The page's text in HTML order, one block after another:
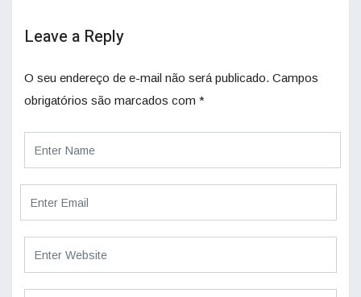
Leave a Reply
O seu endereço de e-mail não será publicado. Campos
obrigatórios são marcados com *